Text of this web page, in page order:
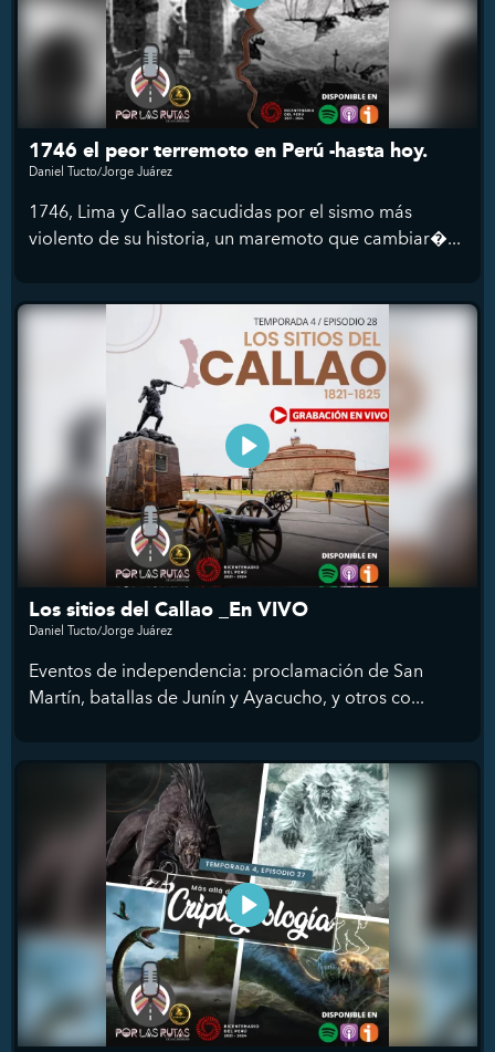
1746 el peor terremoto en Perú -hasta hoy.
Daniel Tucto/Jorge Juárez
1746, Lima y Callao sacudidas por el sismo más
violento de su historia, un maremoto que cambiar�...
Los sitios del Callao _En VIVO
Daniel Tucto/Jorge Juárez
Eventos de independencia: proclamación de San
Martín, batallas de Junín y Ayacucho, y otros co...